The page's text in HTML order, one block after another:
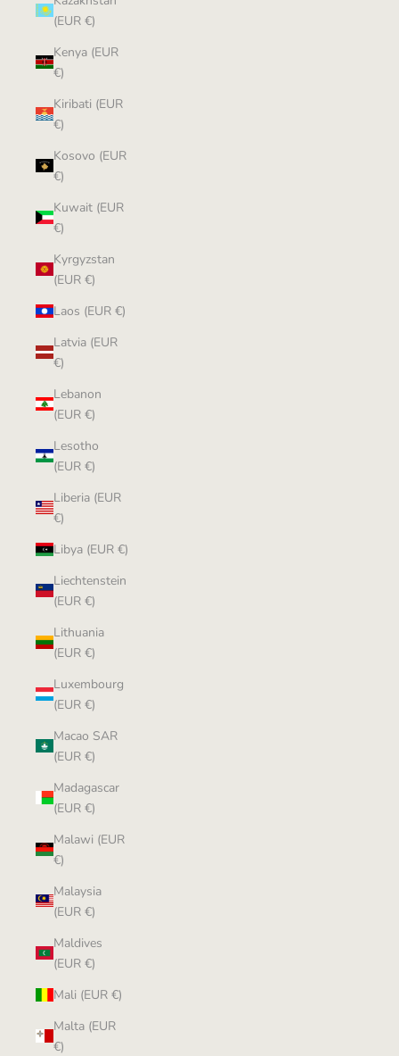
(EUR €)
Kenya (EUR
€)
Kiribati (EUR
€)
Kosovo (EUR
€)
Kuwait (EUR
€)
Kyrgyzstan
(EUR €)
Laos (EUR €)
Latvia (EUR
€)
Lebanon
(EUR €)
Lesotho
(EUR €)
Liberia (EUR
€)
Libya (EUR €)
Liechtenstein
(EUR €)
Lithuania
(EUR €)
Luxembourg
(EUR €)
Macao SAR
(EUR €)
Madagascar
(EUR €)
Malawi (EUR
€)
Malaysia
(EUR €)
Maldives
(EUR €)
Mali (EUR €)
Malta (EUR
€)